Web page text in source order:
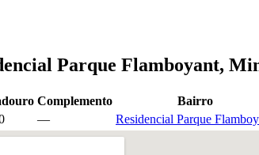
Parque Flamboyant,
Complemento Bairro
— Residencial Parque